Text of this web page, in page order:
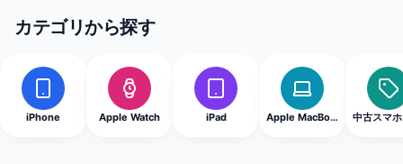
カテゴリから探す
iPhone Apple Watch iPad Apple MacBook